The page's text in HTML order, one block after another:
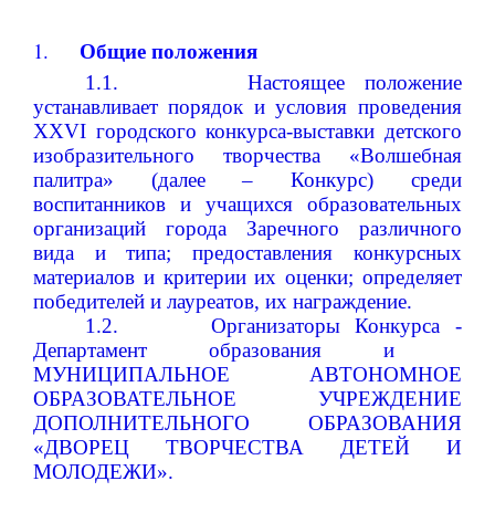
1. Общиеположения
1.1.
Настоящее положение
устанавливает порядок и условия проведения
XXVI городского конкурса-выставки детского
изобразительного творчества «Волшебная
палитра» (далее –
Конкурс) среди
воспитанников и учащихся образовательных
организаций города Заречного различного
вида и типа;
предоставления конкурсных
материалов и критерии их оценки; определяет
победителей и лауреатов, их награждение.
1.2.
Организаторы Конкурса -
Департамент образования и
МУНИЦИПАЛЬНОЕ АВТОНОМНОЕ
ОБРАЗОВАТЕЛЬНОЕ УЧРЕЖДЕНИЕ
ДОПОЛНИТЕЛЬНОГО ОБРАЗОВАНИЯ
«ДВОРЕЦ ТВОРЧЕСТВА ДЕТЕЙ И
МОЛОДЕЖИ».